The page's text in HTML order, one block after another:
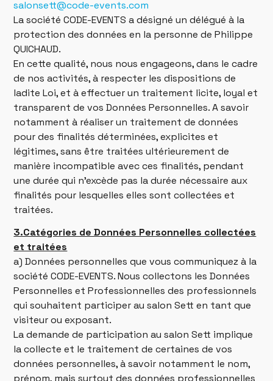
salonsett@code-events.com
La société CODE-EVENTS a désigné un délégué à la
protection des données en la personne de Philippe
QUICHAUD.
En cette qualité, nous nous engageons, dans le cadre
de nos activités, à respecter les dispositions de
ladite Loi, et à effectuer un traitement licite, loyal et
transparent de vos Données Personnelles. A savoir
notamment à réaliser un traitement de données
pour des finalités déterminées, explicites et
légitimes, sans être traitées ultérieurement de
manière incompatible avec ces finalités, pendant
une durée qui n’excède pas la durée nécessaire aux
finalités pour lesquelles elles sont collectées et
traitées.
3.Catégories de Données Personnelles collectées
et traitées
a) Données personnelles que vous communiquez à la
société CODE-EVENTS. Nous collectons les Données
Personnelles et Professionnelles des professionnels
qui souhaitent participer au salon Sett en tant que
visiteur ou exposant.
La demande de participation au salon Sett implique
la collecte et le traitement de certaines de vos
données personnelles, à savoir notamment le nom,
prénom, mais surtout des données professionnelles